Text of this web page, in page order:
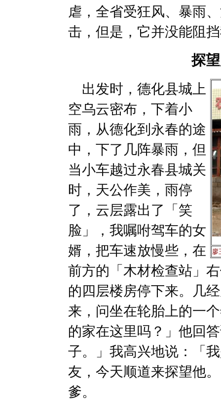
虐，全省受狂风、暴雨
击，但是，它并没能阻
探
廖
出发时，德化县城上
空乌云密布，下着小
雨，从德化到永春的途
中，下了几阵暴雨，但
当小车越过永春县城关
时，天公作美，雨停
了，云层露出了「笑
脸」，我嘱咐驾车的女
婿，把车速放慢些，在
前方的「木材检查站」
的四层楼房停下来。几
来，问坐在轮胎上的一
的家在这里吗？」他回
子。」我高兴地说：「
友，今天顺道来探望他
爹。